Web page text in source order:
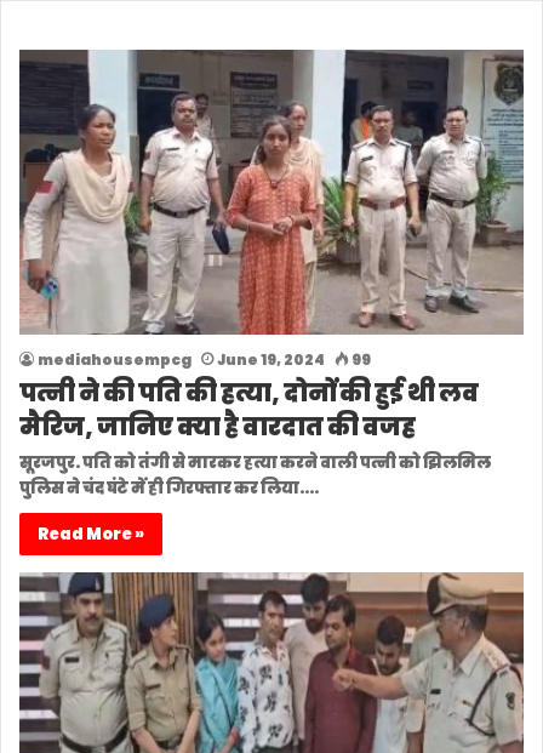
mediahousempcg June 19, 2024 99
पत्नी ने की पति की हत्या, दोनों की हुई थी लव
मैरिज, जानिए क्या है वारदात की वजह
सूरजपुर. पति को तंगी से मारकर हत्या करने वाली पत्नी को झिलमिल
पुलिस ने चंद घंटे में ही गिरफ्तार कर लिया.…
Read More »